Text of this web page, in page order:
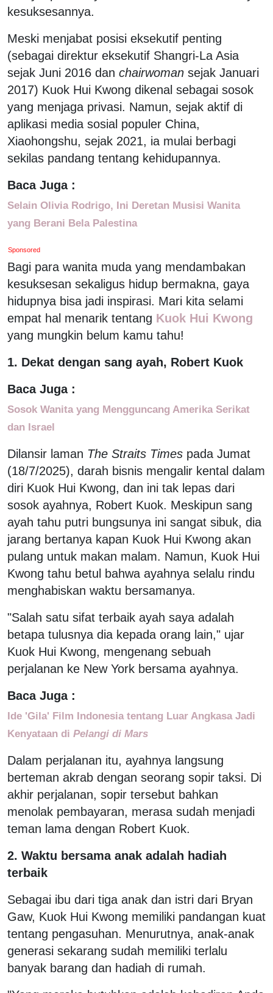
kesuksesannya.
Meski menjabat posisi eksekutif penting
(sebagai direktur eksekutif Shangri-La Asia
sejak Juni 2016 dan chairwoman sejak Januari
2017) Kuok Hui Kwong dikenal sebagai sosok
yang menjaga privasi. Namun, sejak aktif di
aplikasi media sosial populer China,
Xiaohongshu, sejak 2021, ia mulai berbagi
sekilas pandang tentang kehidupannya.
Baca Juga :
Selain Olivia Rodrigo, Ini Deretan Musisi Wanita
yang Berani Bela Palestina
Sponsored
Bagi para wanita muda yang mendambakan
kesuksesan sekaligus hidup bermakna, gaya
hidupnya bisa jadi inspirasi. Mari kita selami
empat hal menarik tentang Kuok Hui Kwong
yang mungkin belum kamu tahu!
1. Dekat dengan sang ayah, Robert Kuok
Baca Juga :
Sosok Wanita yang Mengguncang Amerika Serikat
dan Israel
Dilansir laman The Straits Times pada Jumat
(18/7/2025), darah bisnis mengalir kental dalam
diri Kuok Hui Kwong, dan ini tak lepas dari
sosok ayahnya, Robert Kuok. Meskipun sang
ayah tahu putri bungsunya ini sangat sibuk, dia
jarang bertanya kapan Kuok Hui Kwong akan
pulang untuk makan malam. Namun, Kuok Hui
Kwong tahu betul bahwa ayahnya selalu rindu
menghabiskan waktu bersamanya.
"Salah satu sifat terbaik ayah saya adalah
betapa tulusnya dia kepada orang lain," ujar
Kuok Hui Kwong, mengenang sebuah
perjalanan ke New York bersama ayahnya.
Baca Juga :
Ide 'Gila' Film Indonesia tentang Luar Angkasa Jadi
Kenyataan di Pelangi di Mars
Dalam perjalanan itu, ayahnya langsung
berteman akrab dengan seorang sopir taksi. Di
akhir perjalanan, sopir tersebut bahkan
menolak pembayaran, merasa sudah menjadi
teman lama dengan Robert Kuok.
2. Waktu bersama anak adalah hadiah
terbaik
Sebagai ibu dari tiga anak dan istri dari Bryan
Gaw, Kuok Hui Kwong memiliki pandangan kuat
tentang pengasuhan. Menurutnya, anak-anak
generasi sekarang sudah memiliki terlalu
banyak barang dan hadiah di rumah.